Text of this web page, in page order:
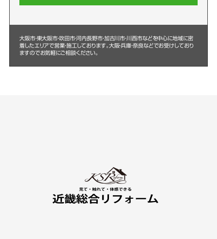
大阪市・東大阪市・吹田市・河内長野市・加古川市・川西市などを中心に地域に密
着したエリアで営業・施工しております。大阪・兵庫・奈良などでお受けしており
ますのでお気軽にご相談ください。